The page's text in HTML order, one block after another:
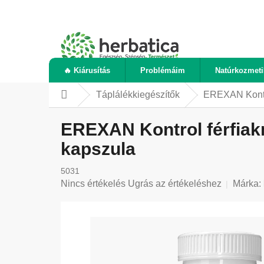
🔥 Kiárusítás Problémáim
KezdőlapTáplálékkiegészítők EREXAN
EREXAN Kontrol
kapszula
5031
A
Nincs értékelés Ugrás az értékeléshez Márka: